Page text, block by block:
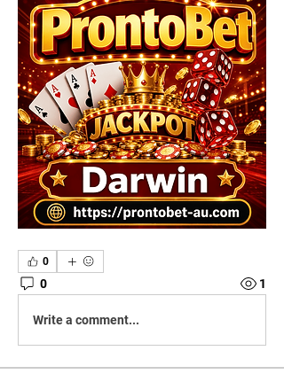
0
0 1
Write a comment...